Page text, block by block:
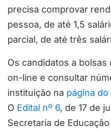
precisa comprovar
pessoa, de até 1,5
parcial, de até três
Os candidatos a
on-line e consultar
instituição na página do
O Edital nº 6, de 17 de
Secretaria de